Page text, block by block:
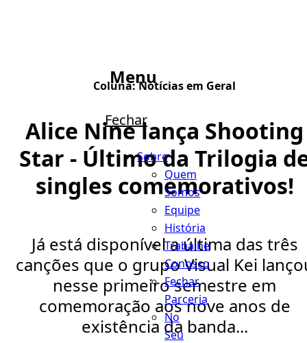
Menu
Fechar
Sobre
Quem
Somos
Equipe
História
Trabalhe
Conosco
Fechar
Parceria
No
Seu
Coluna:Notícias em Geral
Alice Nine lança Shooting
Star - Último da Trilogia
singles comemorativos!
Já está disponível a última das três
canções que o grupo Visual Kei
nesse primeiro semestre em
comemoração aos nove anos de
existência da banda...